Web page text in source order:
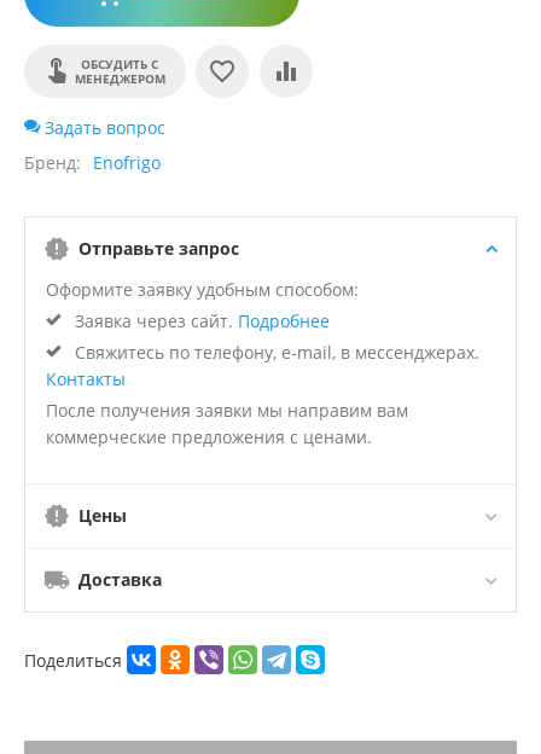
ОБСУДИТЬ С
МЕНЕДЖЕРОМ
Задать вопрос
Бренд
Enofrigo
Отправьте запрос
Оформите заявку удобным способом:
Заявка через сайт. Подробнее
Свяжитесь по телефону, e-mail, в мессенджерах.
Контакты
После получения заявки мы направим вам
коммерческие предложения с ценами.
Цены
Доставка
Поделиться